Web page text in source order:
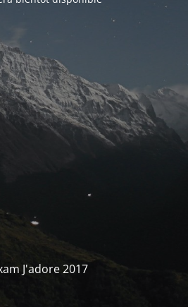
J'adore 2017